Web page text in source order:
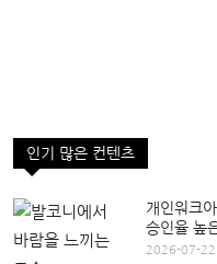
인기 많은 컨텐츠
개인워크
승인율 높
2026-07-22